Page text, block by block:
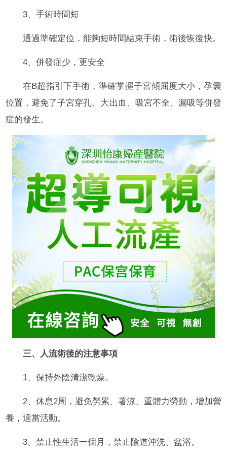
3、手術時間短
通過準確定位，能夠短時間結束手術，術後恢復快。
4、併發症少，更安全
在B超指引下手術，準確掌握子宮傾屈度大小，孕囊
位置，避免了子宮穿孔、大出血、吸宮不全、漏吸等併發
症的發生。
三、人流術後的注意事項
1、保持外陰清潔乾燥。
2、休息2周，避免勞累、著涼、重體力勞動，增加營
養，適當活動。
3、禁止性生活一個月，禁止陰道沖洗、盆浴。